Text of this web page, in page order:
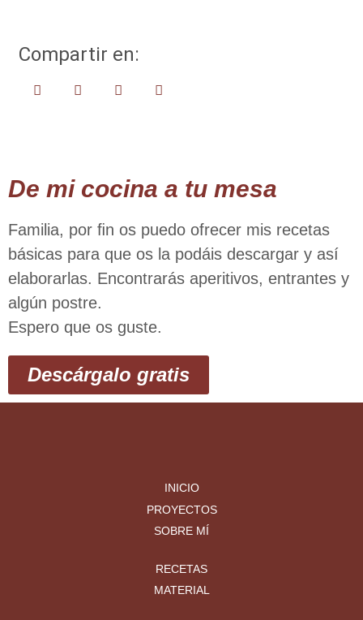
Compartir en:
De mi cocina a tu mesa
Familia, por ﬁn os puedo ofrecer mis recetas
básicas para que os la podáis descargar y así
elaborarlas. Encontrarás aperitivos, entrantes y
algún postre.
Espero que os guste.
Descárgalo gratis
INICIO
PROYECTOS
SOBRE MÍ
RECETAS
MATERIAL